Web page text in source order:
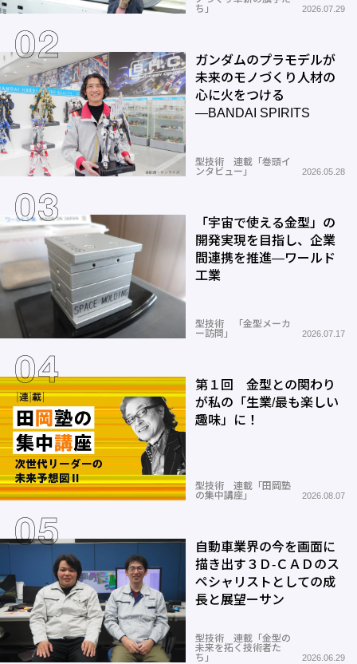
ち」
2026.07.29
ガンダムのプラモデルが
未来のモノづくり人材の
心に火をつける
―BANDAI SPIRITS
型技術 連載「巻頭イ
ンタビュー」
2026.05.28
「宇宙で使える金型」の
開発実現を目指し、企業
間連携を推進―ワールド
工業
型技術 「金型メーカ
ー訪問」
2026.07.17
第１回 金型との関わり
が私の「生業/最も楽しい
趣味」に！
型技術 連載「田岡塾
の集中講座」
2026.08.07
自動車業界の今を画面に
描き出す３Ｄ-ＣＡＤのス
ペシャリストとしての成
長と展望ーサン
型技術 連載「金型の
未来を拓く技術者た
ち」
2026.06.29